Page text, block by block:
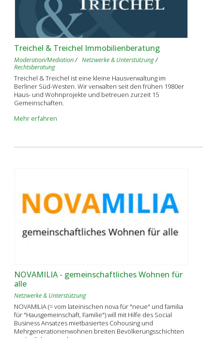
Treichel & Treichel Immobilienberatung
Moderation/Mediation
Netzwerke & Unterstützung
Rechtsberatung
Treichel & Treichel ist eine kleine Hausverwaltung im
Berliner Süd-Westen. Wir verwalten seit den frühen 1980er
Haus- und Wohnprojekte und betreuen zurzeit 15
Gemeinschaften.
Mehr erfahren
NOVAMILIA - gemeinschaftliches Wohnen für
alle
Netzwerke & Unterstützung
NOVAMILIA (= vom lateinischen nova für "neue" und familia
für "Hausgemeinschaft, Familie") will mit Hilfe des Social
Business Ansatzes mietbasiertes Cohousing und
Mehrgenerationenwohnen breiten Bevölkerungsschichten